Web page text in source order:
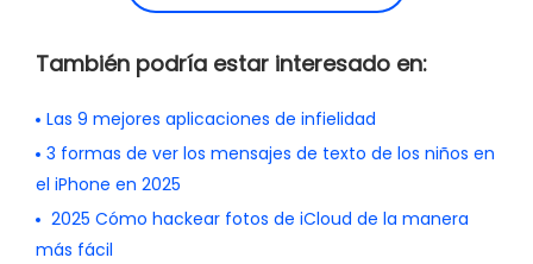
También podría estar interesado en:
Las 9 mejores aplicaciones de infielidad
3 formas de ver los mensajes de texto de los niños en
el iPhone en 2025
2025 Cómo hackear fotos de iCloud de la manera
más fácil